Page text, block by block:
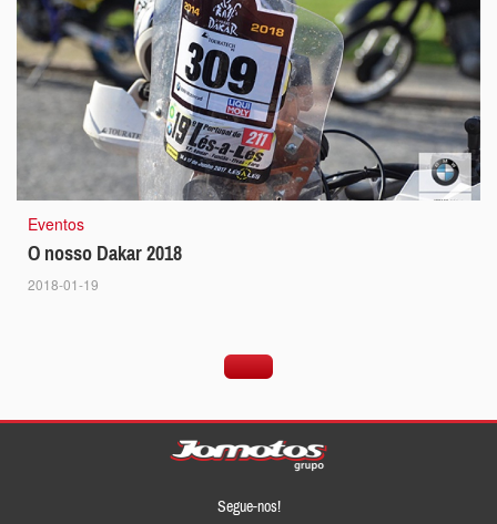
Eventos
O nosso Dakar 2018
2018-01-19
Segue-nos!